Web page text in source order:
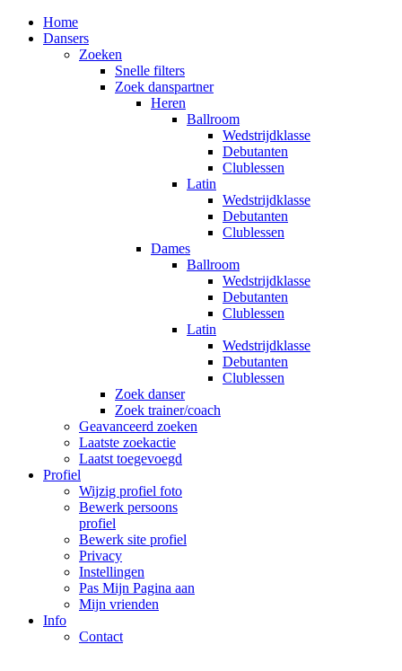
Home
Dansers
Zoeken
Snelle filters
Zoek danspartner
Heren
Ballroom
Wedstrijdklasse
Debutanten
Clublessen
Latin
Wedstrijdklasse
Debutanten
Clublessen
Dames
Ballroom
Wedstrijdklasse
Debutanten
Clublessen
Latin
Wedstrijdklasse
Debutanten
Clublessen
Zoek danser
Zoek trainer/coach
Geavanceerd zoeken
Laatste zoekactie
Laatst toegevoegd
Profiel
Wijzig profiel foto
Bewerk persoons
profiel
Bewerk site profiel
Privacy
Instellingen
Pas Mijn Pagina aan
Mijn vrienden
Info
Contact